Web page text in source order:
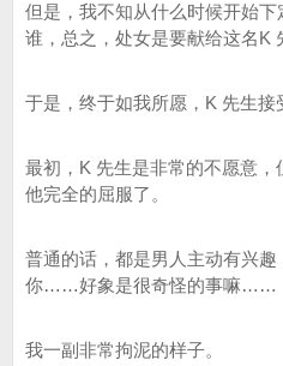
但是，我不知从什么时候开始
谁，总之，处女是要献给这名K
于是，终于如我所愿，K 先生接
最初，K 先生是非常的不愿意
他完全的屈服了。
普通的话，都是男人主动有兴
你……好象是很奇怪的事嘛……
我一副非常拘泥的样子。